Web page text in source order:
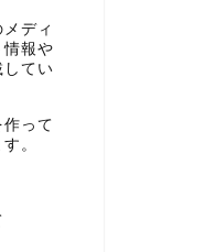
ディ
情報や
してい
って
。